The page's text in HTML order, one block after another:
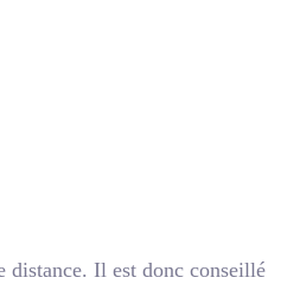
distance. Il est donc conseillé